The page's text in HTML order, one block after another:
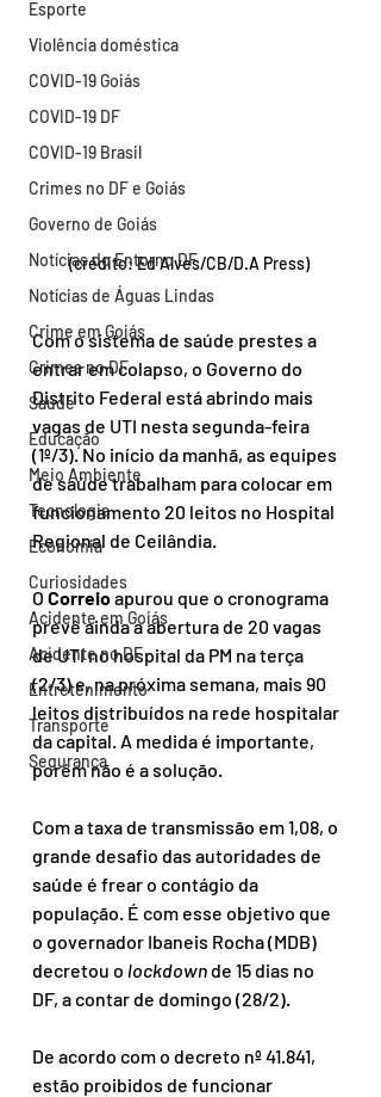
Esporte
Violência doméstica
COVID-19 Goiás
COVID-19 DF
COVID-19 Brasil
Crimes no DF e Goiás
Governo de Goiás
Notícias do Entorno DF
Notícias de Águas Lindas
Crime em Goiás
Crimes no DF
Saúde
Educação
Meio Ambiente
Tecnologia
Economia
Curiosidades
Acidente em Goiás
Acidente no DF
Entretenimento
Transporte
Segurança
(crédito: Ed Alves/CB/D.A Press)
Com o sistema de saúde prestes a
entrar em colapso, o Governo do
Distrito Federal está abrindo mais
vagas de UTI nesta segunda-feira
(1º/3). No início da manhã, as equipes
de saúde trabalham para colocar em
funcionamento 20 leitos no Hospital
Regional de Ceilândia.
O Correio apurou que o cronograma
prevê ainda a abertura de 20 vagas
de UTI no hospital da PM na terça
(2/3) e, na próxima semana, mais 90
leitos distribuídos na rede hospitalar
da capital. A medida é importante,
porém não é a solução.
Com a taxa de transmissão em 1,08, o
grande desafio das autoridades de
saúde é frear o contágio da
população. É com esse objetivo que
o governador Ibaneis Rocha (MDB)
decretou o lockdown de 15 dias no
DF, a contar de domingo (28/2).
De acordo com o decreto nº 41.841,
estão proibidos de funcionar